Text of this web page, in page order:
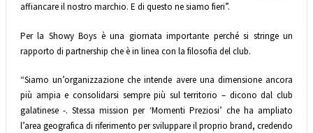
affiancare il nostro marchio. E di questo ne siamo fieri”.
Per la Showy Boys è una giornata importante perché si stringe un
rapporto di partnership che è in linea con la filosofia del club.
“Siamo un’organizzazione che intende avere una dimensione ancora
più ampia e consolidarsi sempre più sul territorio – dicono dal club
galatinese -. Stessa mission per ‘Momenti Preziosi’ che ha ampliato
l’area geografica di riferimento per sviluppare il proprio brand, credendo